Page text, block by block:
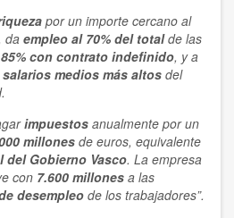
por un importe cercano al
da empleo al 70% del totalde las
85% con contrato indefinido, y a
salarios medios más altos del
impuestos anualmente por un
millones de euros, equivalente
del Gobierno Vasco. La empresa
con 7.600 millones a las
desempleo de los trabajadores”.